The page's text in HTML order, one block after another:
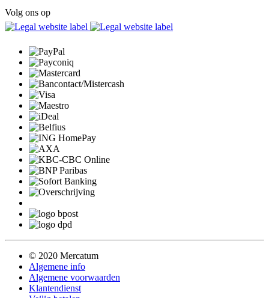
Volg ons op
© 2020 Mercatum
Algemene info
Algemene voorwaarden
Klantendienst